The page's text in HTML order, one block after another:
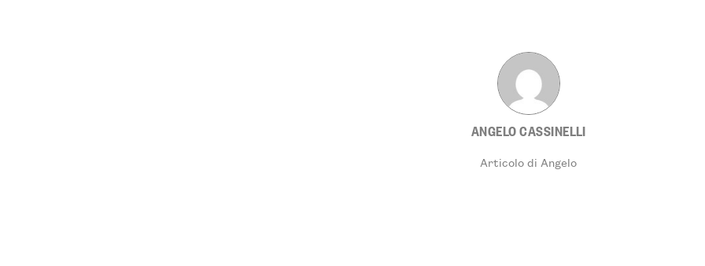
ANGELO CASSINELLI
Articolo di Angelo